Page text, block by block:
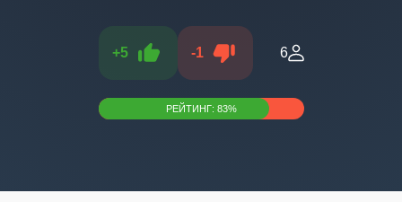
+5 -1 6
РЕЙТИНГ: 83%